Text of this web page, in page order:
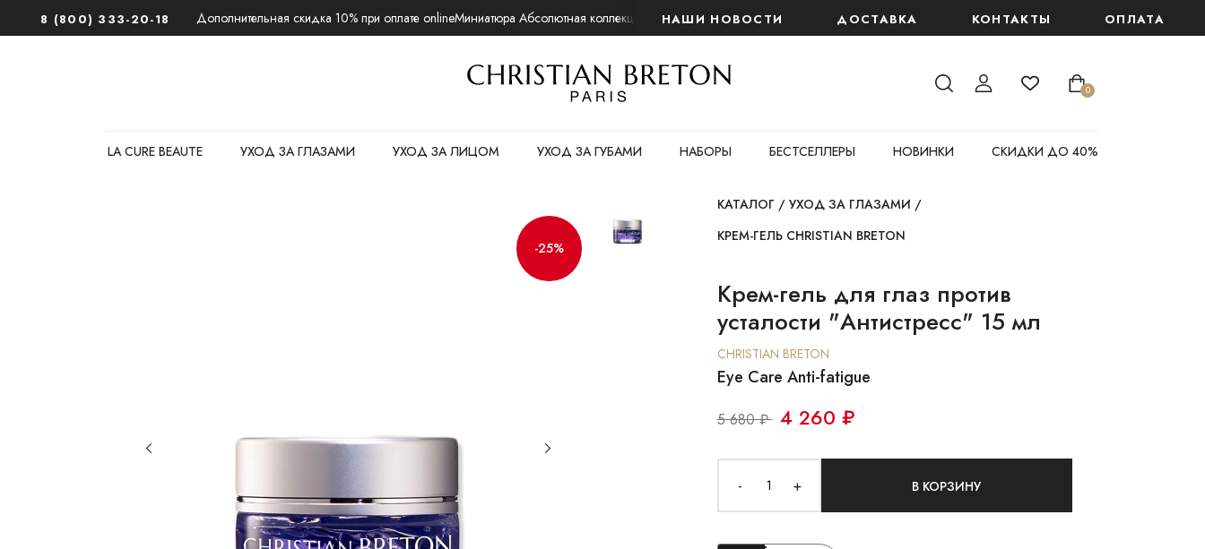
8 (800) 333-20-18 Дополнительная скидка 10% при оплате onlineМиниатюра Абсолютная коллекция. Ночной восстанавливающий крем "Глобальный антивозрастной эффект" 6 мл
НАШИ НОВОСТИ ДОСТАВКА КОНТАКТЫ ОПЛАТА
0
LA CURE BEAUTE УХОД ЗА ГЛАЗАМИ УХОД ЗА ЛИЦОМ УХОД ЗА ГУБАМИ НАБОРЫ БЕСТСЕЛЛЕРЫ НОВИНКИ СКИДКИ ДО 40%
-25%
КАТАЛОГ / УХОД ЗА ГЛАЗАМИ /
КРЕМ-ГЕЛЬ CHRISTIAN BRETON
Крем-гель для глаз против
усталости "Антистресс" 15 мл
CHRISTIAN BRETON
Eye Care Anti-fatigue
5 680 ₽ 4 260 ₽
- + В КОРЗИНУ